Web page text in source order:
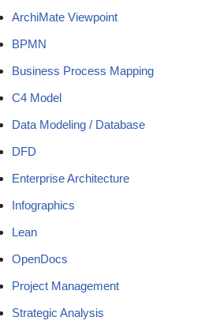
ArchiMate Viewpoint
BPMN
Business Process Mapping
C4 Model
Data Modeling / Database
DFD
Enterprise Architecture
Infographics
Lean
OpenDocs
Project Management
Strategic Analysis